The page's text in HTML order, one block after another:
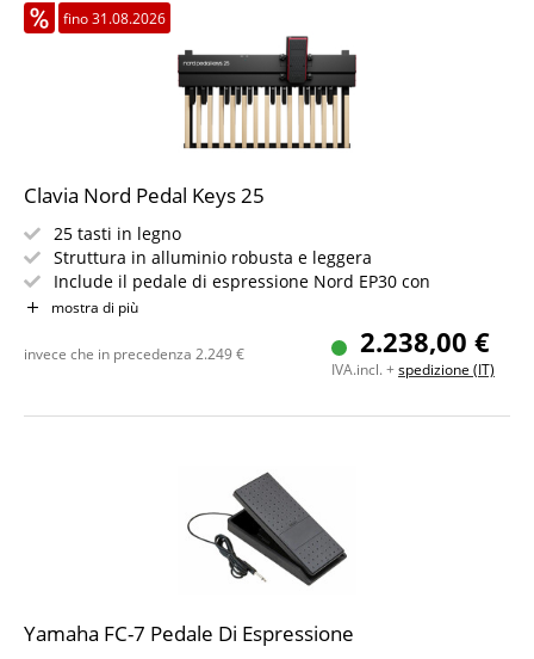
fino 31.08.2026
Clavia Nord Pedal Keys 25
25 tasti in legno
Struttura in alluminio robusta e leggera
Include il pedale di espressione Nord EP30 con
resistenza regolabile
Alimentazione via MIDI (con Nord Organ 3)
Progettato per un'esecuzione precisa ed espressiva con
mostra di più
2.238,00 €
IVA.incl. +spedizione (IT)
invece che in precedenza 2.249€
Yamaha FC-7 Pedale Di Espressione